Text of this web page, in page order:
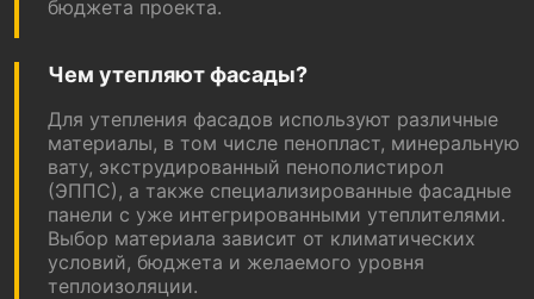
бюджета проекта.
Чем утепляют фасады?
Для утепления фасадов используют различные
материалы, в том числе пенопласт, минеральную
вату, экструдированный пенополистирол
(ЭППС), а также специализированные фасадные
панели с уже интегрированными утеплителями.
Выбор материала зависит от климатических
условий, бюджета и желаемого уровня
теплоизоляции.